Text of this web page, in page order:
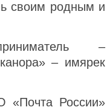
своим родным и
–
– имярек
«Почта России»